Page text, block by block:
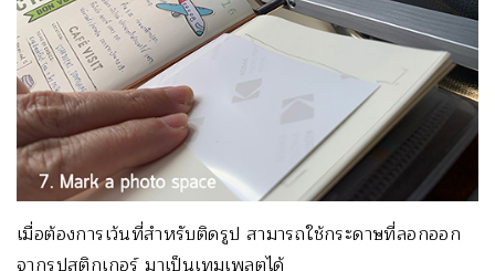
เมื่อต้องการเว้นที่สำหรับติดรูป สามารถใช้กระดาษที่ลอกออก